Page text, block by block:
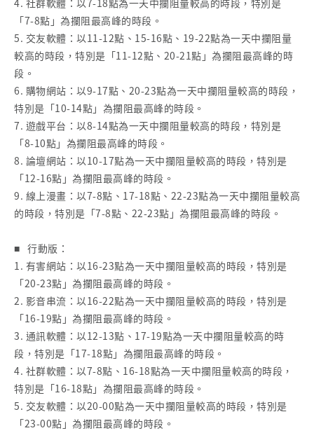
4. 社群軟體：以7-18點為一天中攔阻量較高的時段，特別是
「7-8點」為攔阻最高峰的時段。
5. 交友軟體：以11-12點、15-16點、19-22點為一天中攔阻量
較高的時段，特別是「11-12點、20-21點」為攔阻最高峰的時
段。
6. 購物網站：以9-17點、20-23點為一天中攔阻量較高的時段，
特別是「10-14點」為攔阻最高峰的時段。
7. 遊戲平台：以8-14點為一天中攔阻量較高的時段，特別是
「8-10點」為攔阻最高峰的時段。
8. 論壇網站：以10-17點為一天中攔阻量較高的時段，特別是
「12-16點」為攔阻最高峰的時段。
9. 線上漫畫：以7-8點、17-18點、22-23點為一天中攔阻量較高
的時段，特別是「7-8點、22-23點」為攔阻最高峰的時段。
■ 行動版：
1. 有害網站：以16-23點為一天中攔阻量較高的時段，特別是
「20-23點」為攔阻最高峰的時段。
2. 影音串流：以16-22點為一天中攔阻量較高的時段，特別是
「16-19點」為攔阻最高峰的時段。
3. 通訊軟體：以12-13點、17-19點為一天中攔阻量較高的時
段，特別是「17-18點」為攔阻最高峰的時段。
4. 社群軟體：以7-8點、16-18點為一天中攔阻量較高的時段，
特別是「16-18點」為攔阻最高峰的時段。
5. 交友軟體：以20-00點為一天中攔阻量較高的時段，特別是
「23-00點」為攔阻最高峰的時段。